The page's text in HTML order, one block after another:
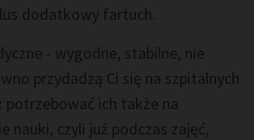
dodatkowy fartuch.
- wygodne, stabilne, nie
przydadzą Ci się na szpitalnych
potrzebować ich także na
nauki, czyli już podczas zajęć,